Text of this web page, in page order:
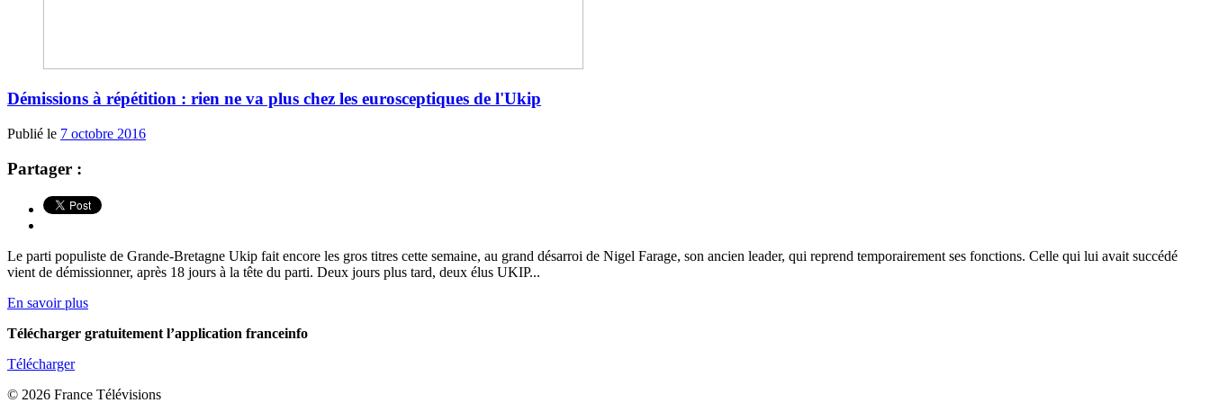
Démissions à répétition : rien ne va plus chez les eurosceptiques de l'Ukip
Publié le 7 octobre 2016
Partager :
Le parti populiste de Grande-Bretagne Ukip fait encore les gros titres cette semaine, au grand désarroi de Nigel Farage, son ancien leader, qui reprend temporairement ses fonctions. Celle qui lui avait succédé
vient de démissionner, après 18 jours à la tête du parti. Deux jours plus tard, deux élus UKIP...
En savoir plus
Télécharger gratuitement l’application franceinfo
Télécharger
© 2026 France Télévisions